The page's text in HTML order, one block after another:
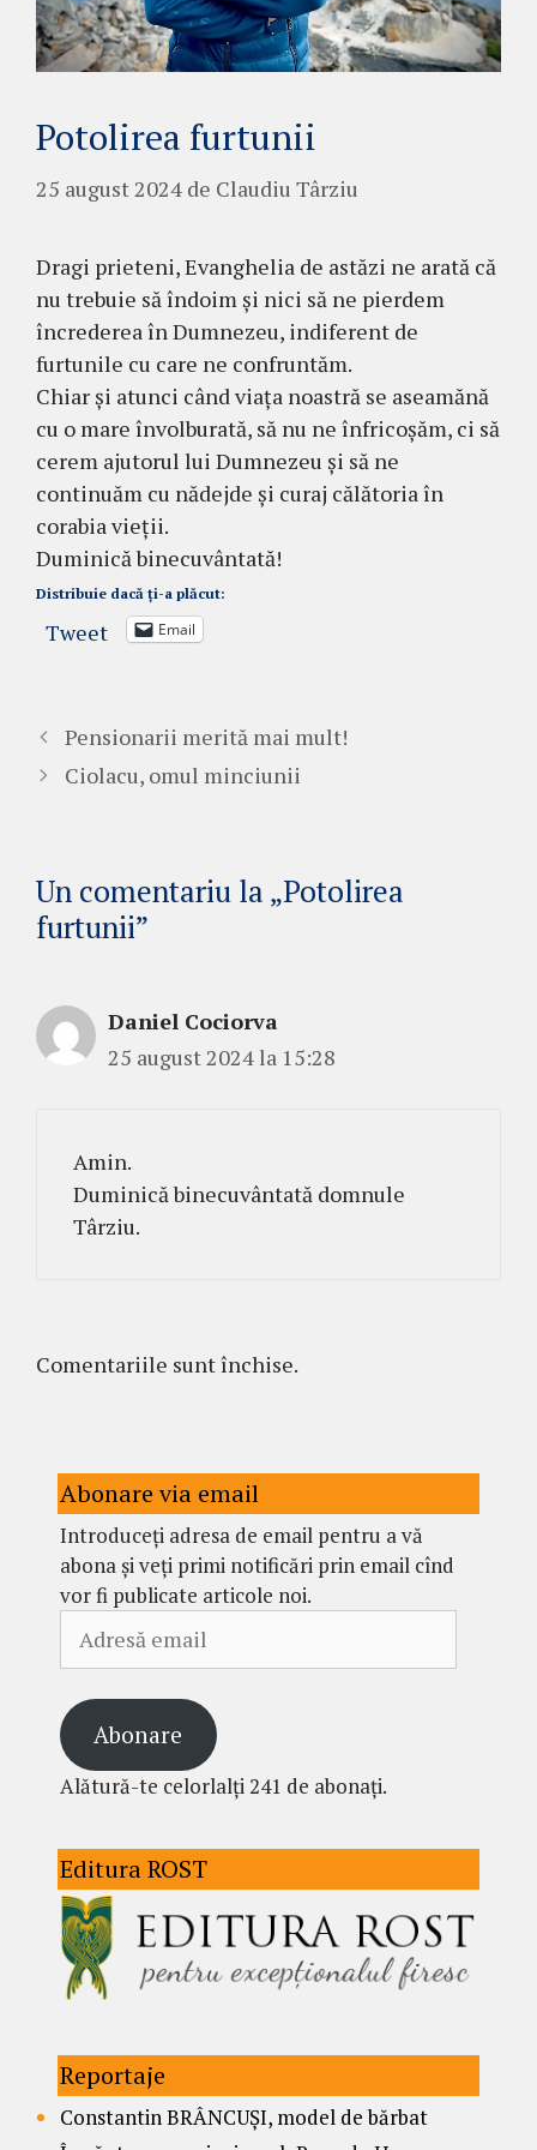
Potolirea furtunii
25 august 2024 de Claudiu Târziu
Dragi prieteni, Evanghelia de astăzi ne arată că
nu trebuie să îndoim și nici să ne pierdem
încrederea în Dumnezeu, indiferent de
furtunile cu care ne confruntăm.
Chiar și atunci când viața noastră se aseamănă
cu o mare învolburată, să nu ne înfricoșăm, ci să
cerem ajutorul lui Dumnezeu și să ne
continuăm cu nădejde și curaj călătoria în
corabia vieții.
Duminică binecuvântată!
Distribuie dacă ți-a plăcut:
Tweet Email
Pensionarii merită mai mult!
Ciolacu, omul minciunii
Un comentariu la „Potolirea
furtunii”
Daniel Cociorva
25 august 2024 la 15:28
Amin.
Duminică binecuvântată domnule
Târziu.
Comentariile sunt închise.
Abonare via email
Introduceți adresa de email pentru a vă
abona și veți primi notificări prin email cînd
vor fi publicate articole noi.
email
Abonare
Alătură-te celorlalți 241 de abonați.
Editura ROST
Reportaje
Constantin BRÂNCUȘI, model de bărbat